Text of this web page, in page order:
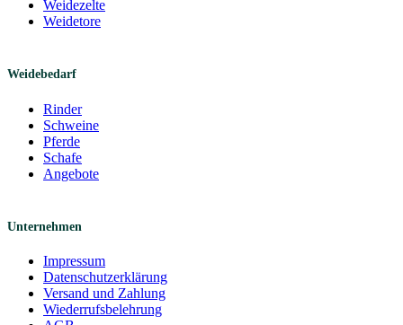
Weidezelte
Weidetore
Weidebedarf
Rinder
Schweine
Pferde
Schafe
Angebote
Unternehmen
Impressum
Datenschutzerklärung
Versand und Zahlung
Wiederrufsbelehrung